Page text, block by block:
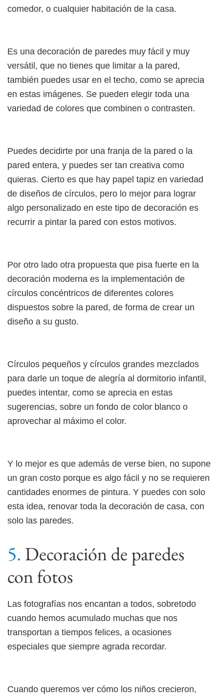
comedor, o cualquier habitación de la casa.
Es una decoración de paredes muy fácil y muy
versátil, que no tienes que limitar a la pared,
también puedes usar en el techo, como se aprecia
en estas imágenes. Se pueden elegir toda una
variedad de colores que combinen o contrasten.
Puedes decidirte por una franja de la pared o la
pared entera, y puedes ser tan creativa como
quieras. Cierto es que hay papel tapiz en variedad
de diseños de círculos, pero lo mejor para lograr
algo personalizado en este tipo de decoración es
recurrir a pintar la pared con estos motivos.
Por otro lado otra propuesta que pisa fuerte en la
decoración moderna es la implementación de
círculos concéntricos de diferentes colores
dispuestos sobre la pared, de forma de crear un
diseño a su gusto.
Círculos pequeños y círculos grandes mezclados
para darle un toque de alegría al dormitorio infantil,
puedes intentar, como se aprecia en estas
sugerencias, sobre un fondo de color blanco o
aprovechar al máximo el color.
Y lo mejor es que además de verse bien, no supone
un gran costo porque es algo fácil y no se requieren
cantidades enormes de pintura. Y puedes con solo
esta idea, renovar toda la decoración de casa, con
solo las paredes.
Decoración de paredes
con fotos
Las fotografías nos encantan a todos, sobretodo
cuando hemos acumulado muchas que nos
transportan a tiempos felices, a ocasiones
especiales que siempre agrada recordar.
Cuando queremos ver cómo los niños crecieron,